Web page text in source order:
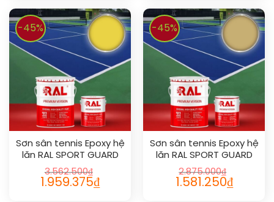
-45%
Sơn sân tennis Epoxy hệ
lăn RAL SPORT GUARD
1018
3.562.500₫
1.959.375₫
-45%
Sơn sân tennis Epoxy hệ
lăn RAL SPORT GUARD
1002
2.875.000₫
1.581.250₫